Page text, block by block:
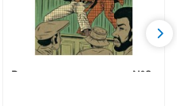
Родословная хип-хопа №8